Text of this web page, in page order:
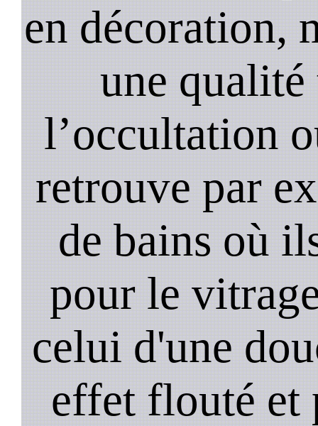
en décoration,
une
l’occultation
retrouve par
de bains où
pour le
celui d'une
effet flouté et